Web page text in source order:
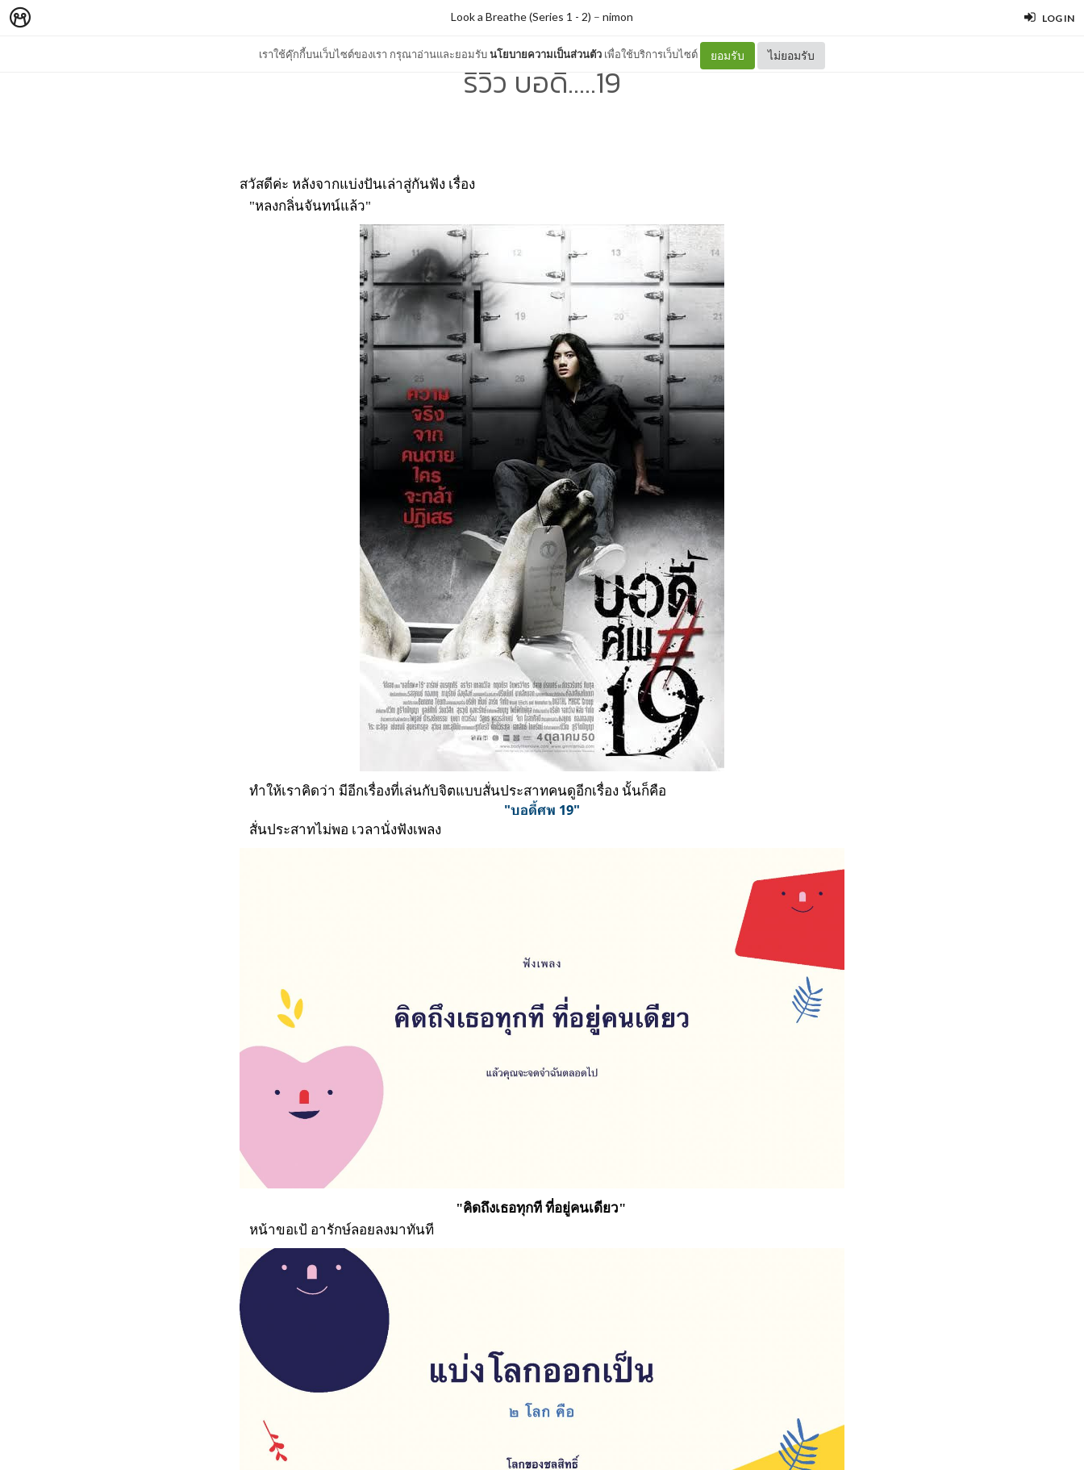
LOG IN
เราใช้คุ๊กกี้บนเว็บไซต์ของเรา กรุณาอ่านและยอมรับนโยบายความเป็นส่วนตัว เพื่อใช้บริการเว็บไซต์ ยอมรับ ไม่ยอมรับ
Look a Breathe (Series 1 - 2) – nimon
รีวิว บอดี้.....19
สวัสดีค่ะ หลังจากแบ่งปันเล่าสู่กันฟัง เรื่อง
"หลงกลิ่นจันทน์แล้ว"
ทำให้เราคิดว่า มีอีกเรื่องที่เล่นกับจิตแบบสั่นประสาทคนดูอีกเรื่อง นั้นก็คือ
"บอดี้ศพ 19"
สั่นประสาทไม่พอ เวลานั่งฟังเพลง
"คิดถึงเธอทุกที ที่อยู่คนเดียว"
หน้าขอเป้ อารักษ์ลอยลงมาทันที